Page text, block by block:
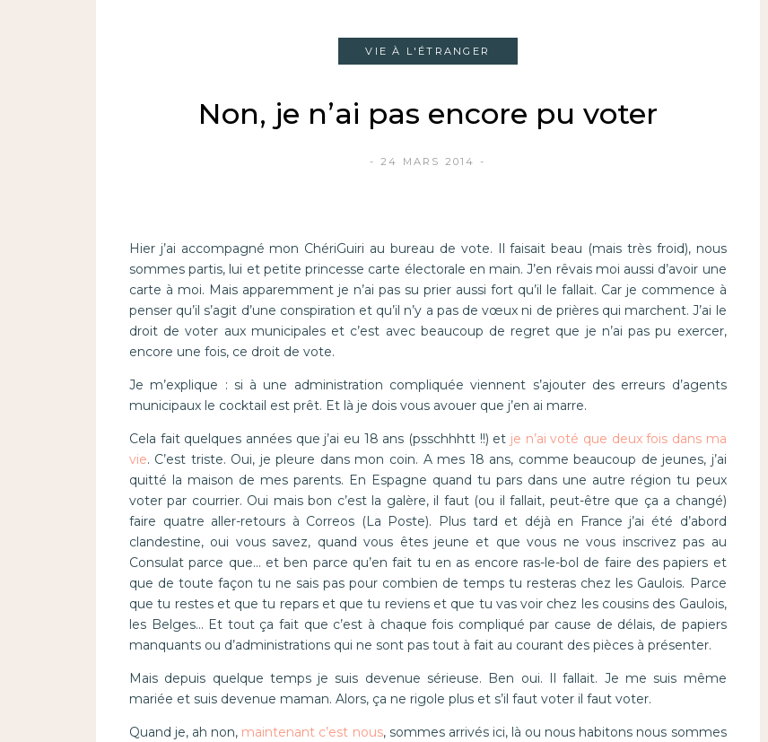
VIE À L'ÉTRANGER
Non, je n’ai pas encore pu voter
24 MARS 2014
Hier j’ai accompagné mon ChériGuiri au bureau de vote. Il faisait beau (mais très froid), nous
sommes partis, lui et petite princesse carte électorale en main. J’en rêvais moi aussi d’avoir une
carte à moi. Mais apparemment je n’ai pas su prier aussi fort qu’il le fallait. Car je commence à
penser qu’il s’agit d’une conspiration et qu’il n’y a pas de vœux ni de prières qui marchent. J’ai le
droit de voter aux municipales et c’est avec beaucoup de regret que je n’ai pas pu exercer,
encore une fois, ce droit de vote.
Je m’explique : si à une administration compliquée viennent s’ajouter des erreurs d’agents
municipaux le cocktail est prêt. Et là je dois vous avouer que j’en ai marre.
Cela fait quelques années que j’ai eu 18 ans (psschhhtt !!) et je n’ai voté que deux fois dans ma
vie. C’est triste. Oui, je pleure dans mon coin. A mes 18 ans, comme beaucoup de jeunes, j’ai
quitté la maison de mes parents. En Espagne quand tu pars dans une autre région tu peux
voter par courrier. Oui mais bon c’est la galère, il faut (ou il fallait, peut-être que ça a changé)
faire quatre aller-retours à Correos (La Poste). Plus tard et déjà en France j’ai été d’abord
clandestine, oui vous savez, quand vous êtes jeune et que vous ne vous inscrivez pas au
Consulat parce que… et ben parce qu’en fait tu en as encore ras-le-bol de faire des papiers et
que de toute façon tu ne sais pas pour combien de temps tu resteras chez les Gaulois. Parce
que tu restes et que tu repars et que tu reviens et que tu vas voir chez les cousins des Gaulois,
les Belges… Et tout ça fait que c’est à chaque fois compliqué par cause de délais, de papiers
manquants ou d’administrations qui ne sont pas tout à fait au courant des pièces à présenter.
Mais depuis quelque temps je suis devenue sérieuse. Ben oui. Il fallait. Je me suis même
mariée et suis devenue maman. Alors, ça ne rigole plus et s’il faut voter il faut voter.
Quand je, ah non, maintenant c’est nous, sommes arrivés ici, là ou nous habitons nous sommes